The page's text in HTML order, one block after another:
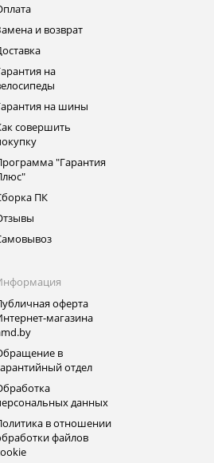
и возврат
на
на шины
совершить
"Гарантия
ПК
оферта
магазина
в
отдел
данных
в отношении
файлов